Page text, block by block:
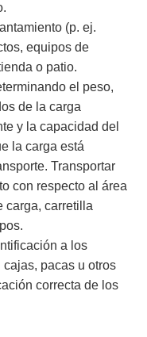
(p. ej.
equipos de
o patio.
el peso,
de la carga
y la capacidad del
la carga está
Transportar
con respecto al área
carga, carretilla
a los
pacas u otros
correcta de los